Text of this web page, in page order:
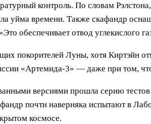
контроль. По словам
уйма времени. Также скафандр
обеспечивает отвод
покорителей Луны, хотя Киртэйн
«Артемида-3» — даже при том,
версиями прошла серию
почти наверняка испытают в
космосе.